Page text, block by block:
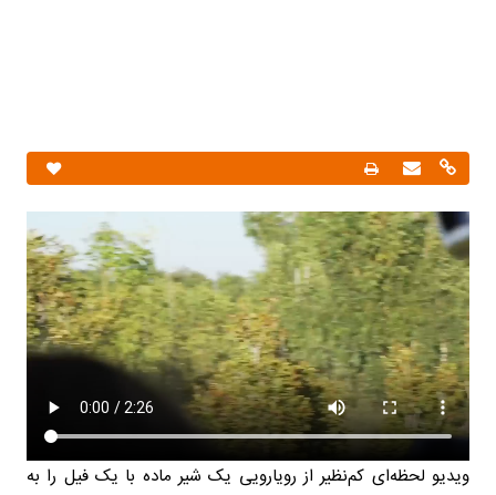
ویدیو لحظه‌ای کم‌نظیر از رویارویی یک شیر ماده با یک فیل را به